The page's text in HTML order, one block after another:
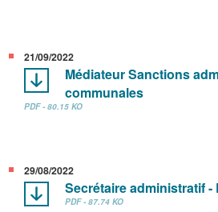
21/09/2022
Médiateur Sanctions
communales
PDF - 80.15 KO
29/08/2022
Secrétaire administratif
PDF - 87.74 KO